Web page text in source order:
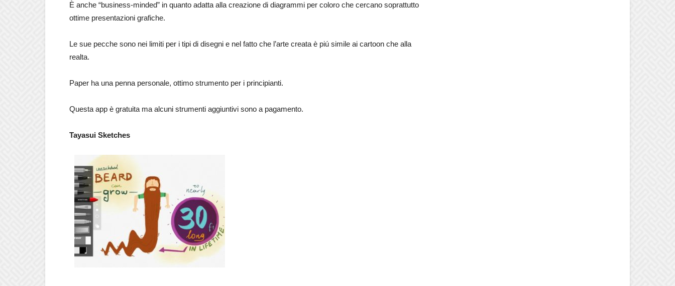
È anche “business-minded” in quanto adatta alla creazione di diagrammi per coloro che cercano soprattutto
ottime presentazioni grafiche.
Le sue pecche sono nei limiti per i tipi di disegni e nel fatto che l’arte creata è piú simile ai cartoon che alla
realta.
Paper ha una penna personale, ottimo strumento per i principianti.
Questa app è gratuita ma alcuni strumenti aggiuntivi sono a pagamento.
Tayasui Sketches